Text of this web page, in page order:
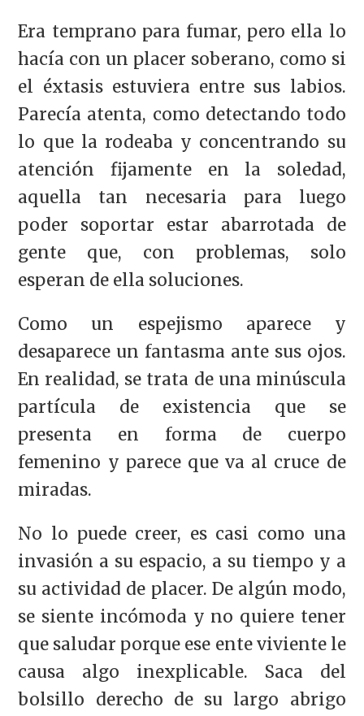
Era temprano para fumar, pero ella lo
hacía con un placer soberano, como si
el éxtasis estuviera entre sus labios.
Parecía atenta, como detectando todo
lo que la rodeaba y concentrando su
atención fijamente en la soledad,
aquella tan necesaria para luego
poder soportar estar abarrotada de
gente que, con problemas, solo
esperan de ella soluciones.
Como un espejismo aparece y
desaparece un fantasma ante sus ojos.
En realidad, se trata de una minúscula
partícula de existencia que se
presenta en forma de cuerpo
femenino y parece que va al cruce de
miradas.
No lo puede creer, es casi como una
invasión a su espacio, a su tiempo y a
su actividad de placer. De algún modo,
se siente incómoda y no quiere tener
que saludar porque ese ente viviente le
causa algo inexplicable. Saca del
bolsillo derecho de su largo abrigo